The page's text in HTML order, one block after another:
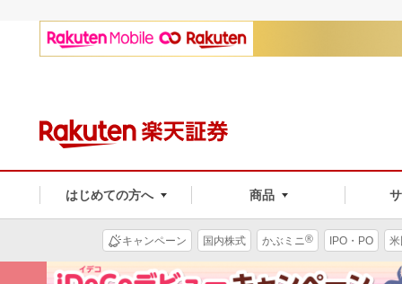
はじめての方へ 商品
キャンペーン 国内株式 かぶミニ® IPO・PO